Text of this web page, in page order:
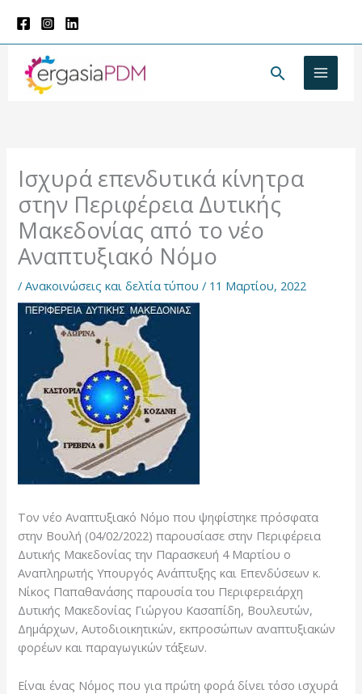
στο
περιεχόμενο
Ισχυρά επενδυτικά κίνητρα
στην Περιφέρεια Δυτικής
Μακεδονίας από το νέο
Αναπτυξιακό Νόμο
/Ανακοινώσεις και δελτία τύπου / 11 Μαρτίου, 2022
Τον νέο Αναπτυξιακό Νόμο που ψηφίστηκε πρόσφατα
στην Βουλή (04/02/2022) παρουσίασε στην Περιφέρεια
Δυτικής Μακεδονίας την Παρασκευή 4 Μαρτίου ο
Αναπληρωτής Υπουργός Ανάπτυξης και Επενδύσεων κ.
Νίκος Παπαθανάσης παρουσία του Περιφερειάρχη
Δυτικής Μακεδονίας Γιώργου Κασαπίδη, Βουλευτών,
Δημάρχων, Αυτοδιοικητικών, εκπροσώπων αναπτυξιακών
φορέων και παραγωγικών τάξεων.
Είναι ένας Νόμος που για πρώτη φορά δίνει τόσο ισχυρά